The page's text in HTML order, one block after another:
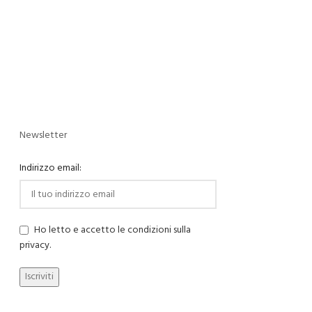
Newsletter
Indirizzo email:
Ho letto e accetto le condizioni sulla
privacy.